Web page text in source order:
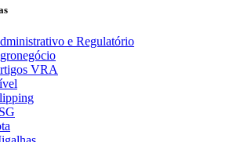
e Regulatório
VRA